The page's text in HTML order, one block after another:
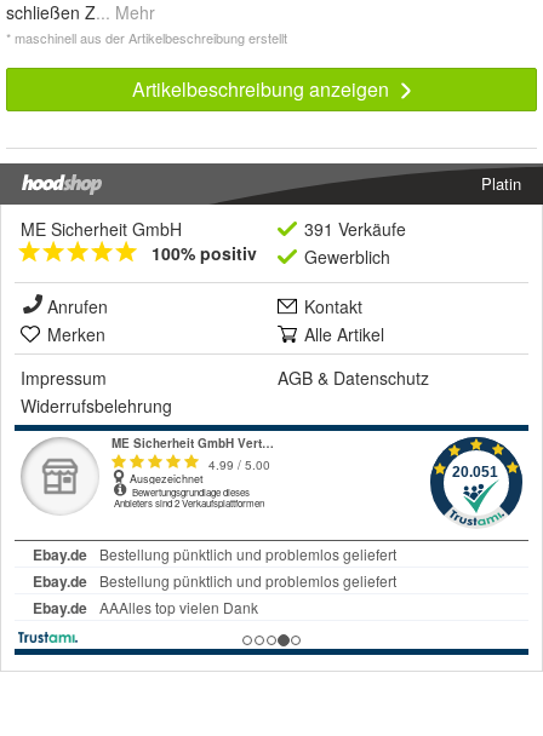
schließen Z... Mehr
* maschinell aus der Artikelbeschreibung erstellt
Artikelbeschreibung anzeigen
Platin
ME Sicherheit GmbH
100% positiv
391 Verkäufe
Gewerblich
Anrufen
Kontakt
Merken
Alle Artikel
Impressum
AGB & Datenschutz
Widerrufsbelehrung